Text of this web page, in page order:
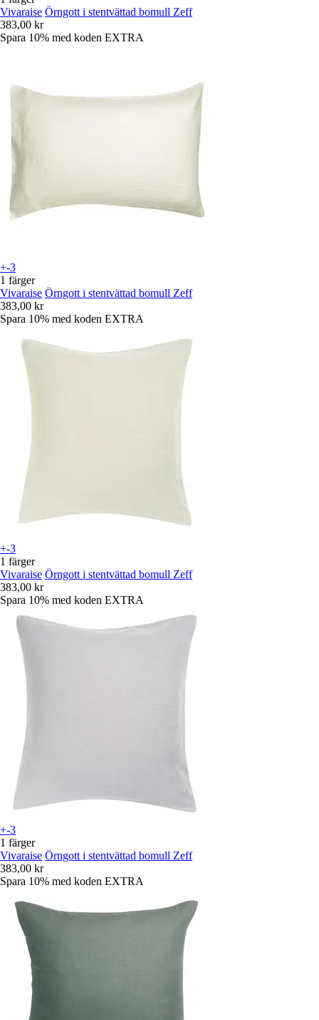
Vivaraise Örngott i stentvättad bomull Zeff
383,00 kr
Spara 10% med koden EXTRA
+-3
1 färger
Vivaraise Örngott i stentvättad bomull Zeff
383,00 kr
Spara 10% med koden EXTRA
+-3
1 färger
Vivaraise Örngott i stentvättad bomull Zeff
383,00 kr
Spara 10% med koden EXTRA
+-3
1 färger
Vivaraise Örngott i stentvättad bomull Zeff
383,00 kr
Spara 10% med koden EXTRA